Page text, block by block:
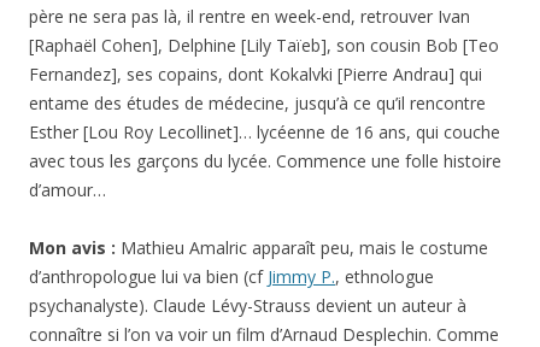
père ne sera pas là, il rentre en week-end, retrouver Ivan
[Raphaël Cohen], Delphine [Lily Taïeb], son cousin Bob [Teo
Fernandez], ses copains, dont Kokalvki [Pierre Andrau] qui
entame des études de médecine, jusqu’à ce qu’il rencontre
Esther [Lou Roy Lecollinet]… lycéenne de 16 ans, qui couche
avec tous les garçons du lycée. Commence une folle histoire
d’amour…
Mon avis : Mathieu Amalric apparaît peu, mais le costume
d’anthropologue lui va bien (cf Jimmy P., ethnologue
psychanalyste). Claude Lévy-Strauss devient un auteur à
connaître si l’on va voir un film d’Arnaud Desplechin. Comme